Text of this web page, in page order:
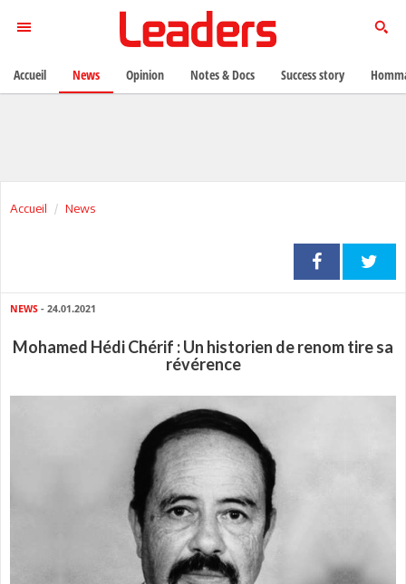
Accueil News
NEWS - 24.01.2021
Mohamed Hédi Chérif : Un historien de renom tire sa
révérence
Accueil News Opinion Notes & Docs Success story